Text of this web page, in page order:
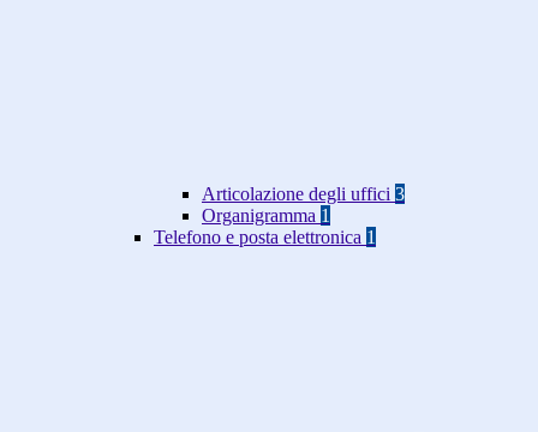
Articolazione degli uffici 3
Organigramma 1
Telefono e posta elettronica 1